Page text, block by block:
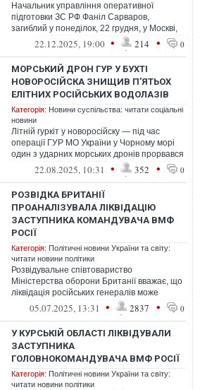
Начальник управління оперативної
підготовки ЗС РФ Фаніл Сарваров,
загиблий у понеділок, 22 грудня, у Москві,
став одним із найвисокопоставленіших
22.12.2025, 19:00 • 214 • 0
МОРСЬКИЙ ДРОН ГУР У БУХТІ
НОВОРОСІЙСКА ЗНИЩИВ П’ЯТЬОХ
ЕЛІТНИХ РОСІЙСЬКИХ ВОДОЛАЗІВ
Категорія: Новини суспільства: читати соціальні
новини
Літній гуркіт у новоросійску ― під час
операції ГУР МО України у Чорному морі
один з ударних морських дронів прорвався
до бухти новоросійска, де держа...
22.08.2025, 10:31 • 352 • 0
РОЗВІДКА БРИТАНІЇ
ПРОАНАЛІЗУВАЛА ЛІКВІДАЦІЮ
ЗАСТУПНИКА КОМАНДУВАЧА ВМФ
РОСІЇ
Категорія: Політичні новини України та світу:
читати новини політики
Розвідувальне співтовариство
Міністерства оборони Британії вважає, що
ліквідація російських генералів може
негативно вплинути на систему управління
05.07.2025, 13:31 • 2837 • 0
У КУРСЬКІЙ ОБЛАСТІ ЛІКВІДУВАЛИ
ЗАСТУПНИКА
ГОЛОВНОКОМАНДУВАЧА ВМФ РОСІЇ
Категорія: Політичні новини України та світу:
читати новини політики